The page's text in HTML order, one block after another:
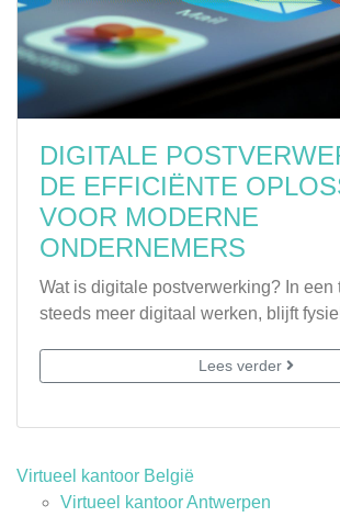
Virtueel kantoor België
Virtueel kantoor Antwerpen
DIGITALE
DE EFFICIËNTE
VOOR MODERNE
ONDERNEMERS
Wat is digitale postverwerking? In een
steeds meer digitaal werken, blijft
Lees verder